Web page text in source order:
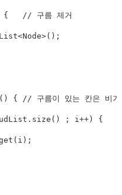
{ // 구름 제거
<Node>( ) ;
( ) { // 구름이 있는 칸은 비
. size ( ) ; i ++) {
( i ) ;